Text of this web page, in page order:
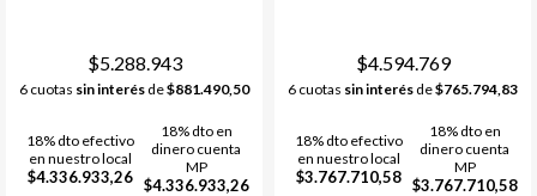
$5.288.943
6 cuotas sin interés de$881.490,50
18% dto efectivo
en nuestro local
$4.336.933,26
18% dto en
dinero cuenta
MP
$4.336.933,26
$4.594.769
6 cuotas sin interés de$765.794,83
18% dto efectivo
en nuestro local
$3.767.710,58
18% dto en
dinero cuenta
MP
$3.767.710,58